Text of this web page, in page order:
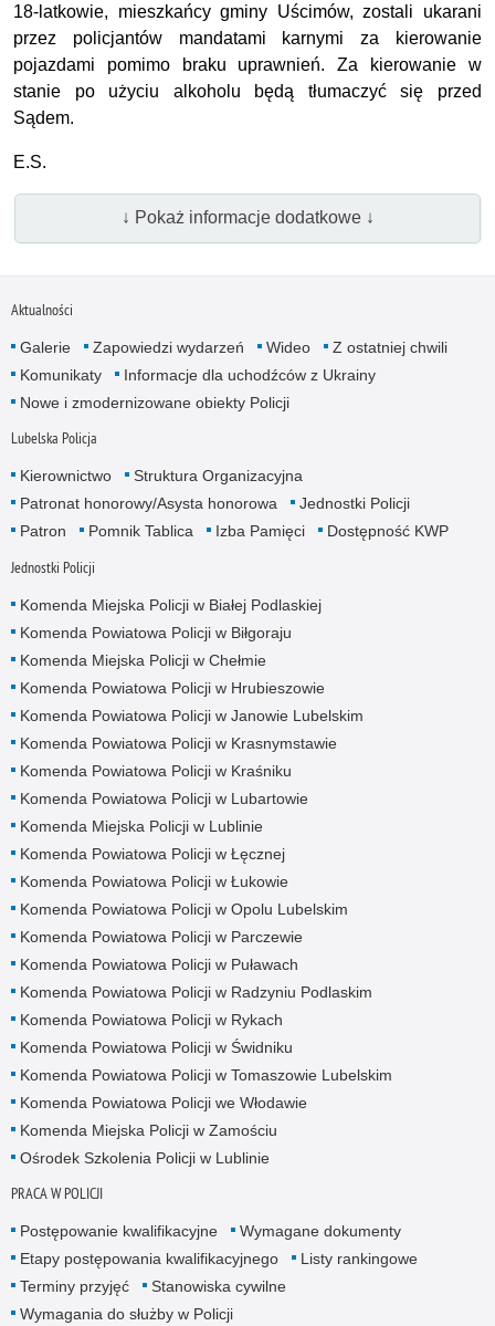
18-latkowie, mieszkańcy gminy Uścimów, zostali ukarani
przez policjantów mandatami karnymi za kierowanie
pojazdami pomimo braku uprawnień. Za kierowanie w
stanie po użyciu alkoholu będą tłumaczyć się przed
Sądem.
E.S.
↓ Pokaż informacje dodatkowe ↓
Aktualności
Galerie Zapowiedzi wydarzeń Wideo
Z ostatniej chwili
Komunikaty
Informacje dla uchodźców z Ukrainy
Nowe i zmodernizowane obiekty Policji
Lubelska Policja
Kierownictwo
Struktura Organizacyjna
Patronat honorowy/Asysta honorowa
Jednostki Policji
Patron
Pomnik Tablica Izba Pamięci Dostępność KWP
Jednostki Policji
Komenda Miejska Policji w Białej Podlaskiej
Komenda Powiatowa Policji w Biłgoraju
Komenda Miejska Policji w Chełmie
Komenda Powiatowa Policji w Hrubieszowie
Komenda Powiatowa Policji w Janowie Lubelskim
Komenda Powiatowa Policji w Krasnymstawie
Komenda Powiatowa Policji w Kraśniku
Komenda Powiatowa Policji w Lubartowie
Komenda Miejska Policji w Lublinie
Komenda Powiatowa Policji w Łęcznej
Komenda Powiatowa Policji w Łukowie
Komenda Powiatowa Policji w Opolu Lubelskim
Komenda Powiatowa Policji w Parczewie
Komenda Powiatowa Policji w Puławach
Komenda Powiatowa Policji w Radzyniu Podlaskim
Komenda Powiatowa Policji w Rykach
Komenda Powiatowa Policji w Świdniku
Komenda Powiatowa Policji w Tomaszowie Lubelskim
Komenda Powiatowa Policji we Włodawie
Komenda Miejska Policji w Zamościu
Ośrodek Szkolenia Policji w Lublinie
PRACA W POLICJI
Postępowanie kwalifikacyjne
Wymagane dokumenty
Etapy postępowania kwalifikacyjnego
Listy rankingowe
Terminy przyjęć
Stanowiska cywilne
Wymagania do służby w Policji